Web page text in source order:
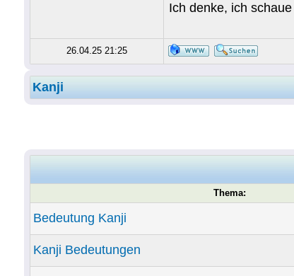
Ich denke, ich
26.04.25 21:25
Kanji
Thema:
Bedeutung Kanji
Kanji Bedeutungen